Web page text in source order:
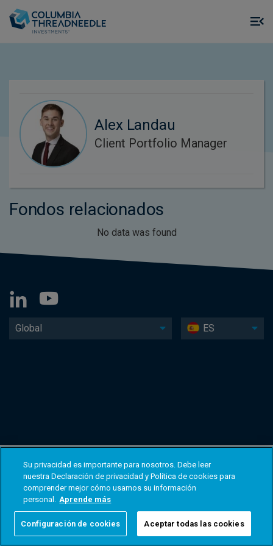
Alex Landau
Client Portfolio Manager
Fondos relacionados
No data was found
Global ES
Su privacidad es importante para nosotros. Debe leer
nuestra Declaración de privacidad y Política de cookies para
comprender mejor cómo usamos su información
personal. Aprende más
Configuración de cookies Aceptar todas las cookies